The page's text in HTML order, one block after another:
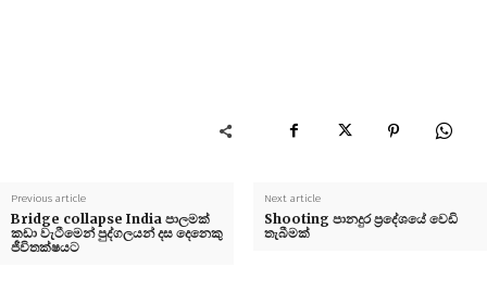
Previous article
Bridge collapse India පාලමක්
කඩා වැටීමෙන් පුද්ගලයන් දස දෙනෙකු
ජීවිතක්ෂයට
Next article
Shooting පානදුර ප්‍රදේශයේ වෙඩි
තැබීමක්